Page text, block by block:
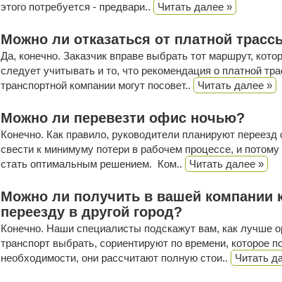
этого потребуется - предвари..
Читать далее »
Можно ли отказаться от платной
Да, конечно. Заказчик вправе выбрать тот маршрут,
следует учитывать и то, что рекомендация о платной
транспортной компании могут посовет..
Читать далее »
Можно ли перевезти офис ночью?
Конечно. Как правило, руководители планируют
свести к минимуму потери в рабочем процессе, и
стать оптимальным решением. Ком..
Читать далее »
Можно ли получить в вашей компании
переезду в другой город?
Конечно. Наши специалисты подскажут вам, как лучше
транспорт выбрать, сориентируют по времени, которое
необходимости, они рассчитают полную стои..
Читать